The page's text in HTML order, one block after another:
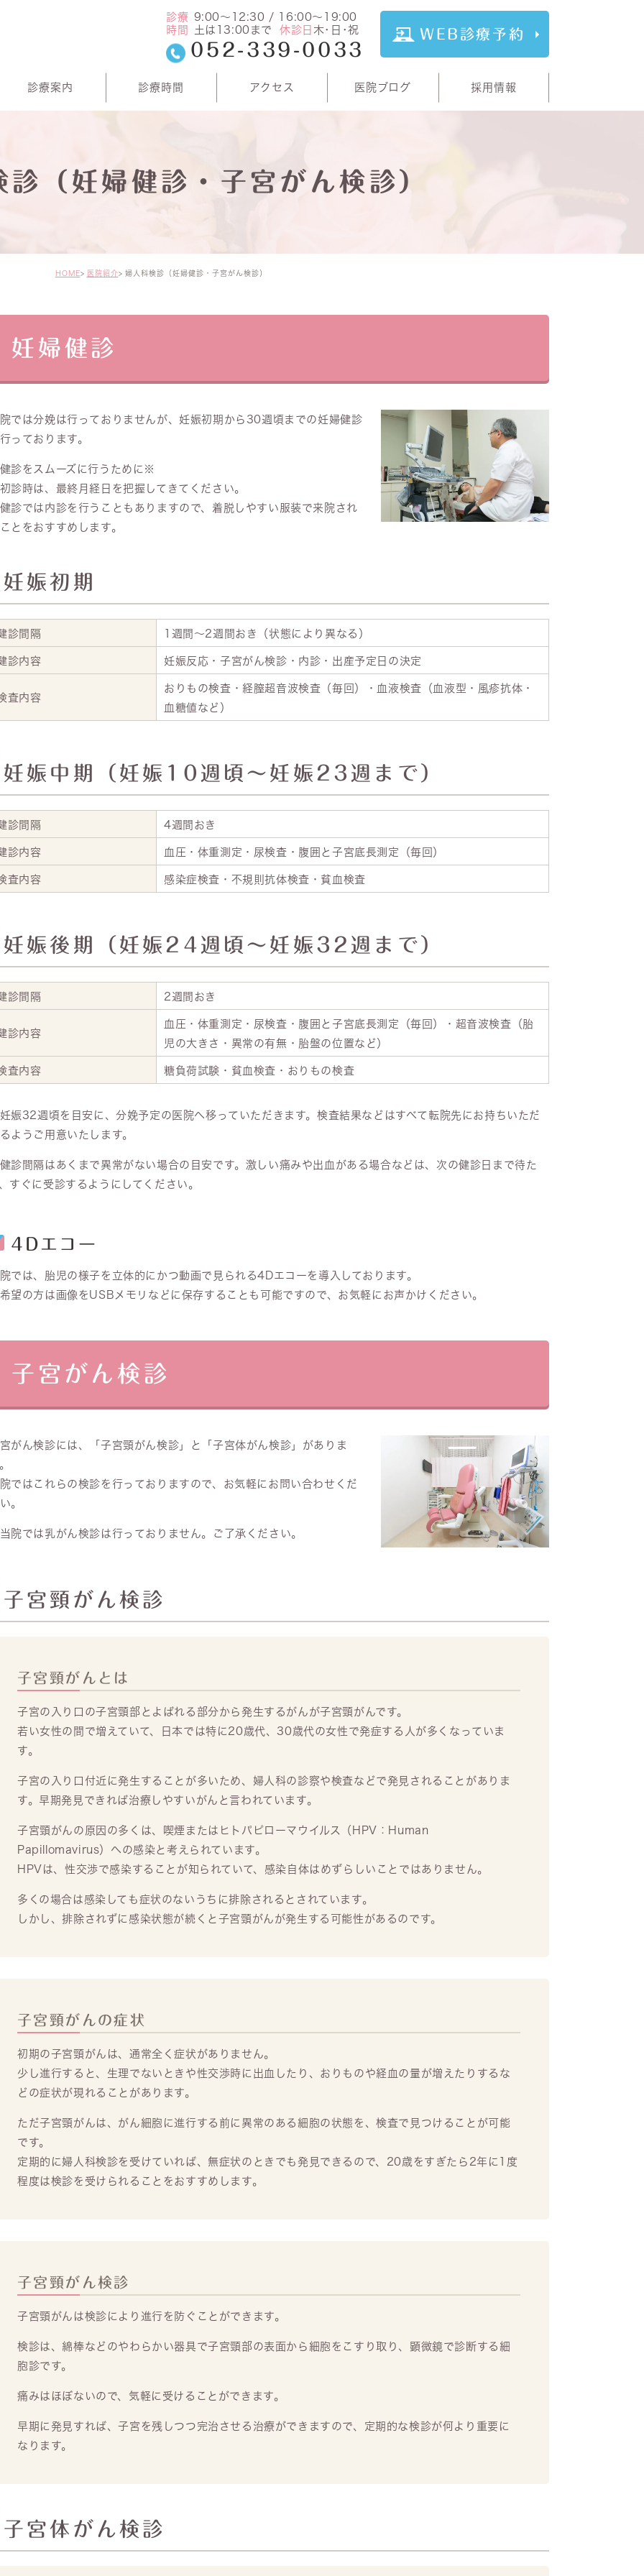
診療
時間
9:00～12:30 / 16:00～19:00
土は
13:00 まで 休診日 木･日･祝
052-339-0033
WEB診療予約
診療案内 診療時間 アクセス 医院ブログ 採用情報
診（妊婦健診・子宮がん検診）
HOME 医院紹介 婦人科検診（妊婦健診・子宮がん検診）
妊婦健診
では分娩は行っておりませんが、妊娠初期から30週頃までの妊婦健診
っております。
診をスムーズに行うために※
初診時は、最終月経日を把握してきてください。
健診では内診を行うこともありますので、着脱しやすい服装で来院され
とをおすすめします。
妊娠初期
診間隔 1週間～2週間おき（状態により異なる）
診内容 妊娠反応・子宮がん検診・内診・出産予定日の決定
査内容
おりもの検査・経膣超音波検査（毎回）・血液検査（血液型・風疹抗体・
血糖値など）
妊娠中期（妊娠10週頃～妊娠23週まで）
診間隔 4週間おき
診内容 血圧・体重測定・尿検査・腹囲と子宮底長測定（毎回）
査内容 感染症検査・不規則抗体検査・貧血検査
妊娠後期（妊娠24週頃～妊娠32週まで）
診間隔 2週間おき
診内容
血圧・体重測定・尿検査・腹囲と子宮底長測定（毎回）・超音波検査（胎
児の大きさ・異常の有無・胎盤の位置など）
査内容 糖負荷試験・貧血検査・おりもの検査
娠32週頃を目安に、分娩予定の医院へ移っていただきます。検査結果などはすべて転院先にお持ちいただ
ようご用意いたします。
診間隔はあくまで異常がない場合の目安です。激しい痛みや出血がある場合などは、次の健診日まで待た
すぐに受診するようにしてください。
4Dエコー
では、胎児の様子を立体的にかつ動画で見られる4Dエコーを導入しております。
望の方は画像をUSBメモリなどに保存することも可能ですので、お気軽にお声かけください。
子宮がん検診
がん検診には、「子宮頸がん検診」と「子宮体がん検診」がありま
ではこれらの検診を行っておりますので、お気軽にお問い合わせくだ
。
院では乳がん検診は行っておりません。ご了承ください。
子宮頸がん検診
子宮頸がんとは
子宮の入り口の子宮頸部とよばれる部分から発生するがんが子宮頸がんです。
若い女性の間で増えていて、日本では特に20歳代、30歳代の女性で発症する人が多くなっていま
す。
子宮の入り口付近に発生することが多いため、婦人科の診察や検査などで発見されることがありま
す。早期発見できれば治療しやすいがんと言われています。
子宮頸がんの原因の多くは、喫煙またはヒトパピローマウイルス（HPV：Human
Papillomavirus）への感染と考えられています。
HPVは、性交渉で感染することが知られていて、感染自体はめずらしいことではありません。
多くの場合は感染しても症状のないうちに排除されるとされています。
しかし、排除されずに感染状態が続くと子宮頸がんが発生する可能性があるのです。
子宮頸がんの症状
初期の子宮頸がんは、通常全く症状がありません。
少し進行すると、生理でないときや性交渉時に出血したり、おりものや経血の量が増えたりするな
どの症状が現れることがあります。
ただ子宮頸がんは、がん細胞に進行する前に異常のある細胞の状態を、検査で見つけることが可能
です。
定期的に婦人科検診を受けていれば、無症状のときでも発見できるので、20歳をすぎたら2年に1度
程度は検診を受けられることをおすすめします。
子宮頸がん検診
子宮頸がんは検診により進行を防ぐことができます。
検診は、綿棒などのやわらかい器具で子宮頸部の表面から細胞をこすり取り、顕微鏡で診断する細
胞診です。
痛みはほぼないので、気軽に受けることができます。
早期に発見すれば、子宮を残しつつ完治させる治療ができますので、定期的な検診が何より重要に
なります。
子宮体がん検診